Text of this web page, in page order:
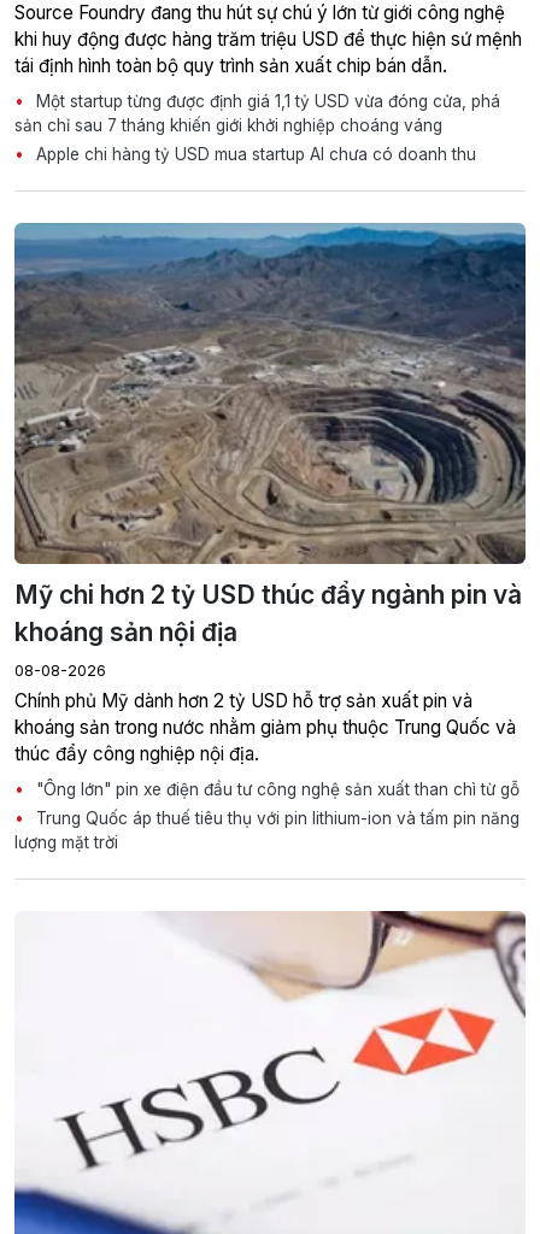
Source Foundry đang thu hút sự chú ý lớn từ giới công nghệ
khi huy động được hàng trăm triệu USD để thực hiện sứ mệnh
tái định hình toàn bộ quy trình sản xuất chip bán dẫn.
Một startup từng được định giá 1,1 tỷ USD vừa đóng cửa, phá
sản chỉ sau 7 tháng khiến giới khởi nghiệp choáng váng
Apple chi hàng tỷ USD mua startup AI chưa có doanh thu
Mỹ chi hơn 2 tỷ USD thúc đẩy ngành pin và
khoáng sản nội địa
08-08-2026
Chính phủ Mỹ dành hơn 2 tỷ USD hỗ trợ sản xuất pin và
khoáng sản trong nước nhằm giảm phụ thuộc Trung Quốc và
thúc đẩy công nghiệp nội địa.
"Ông lớn" pin xe điện đầu tư công nghệ sản xuất than chì từ gỗ
Trung Quốc áp thuế tiêu thụ với pin lithium-ion và tấm pin năng
lượng mặt trời